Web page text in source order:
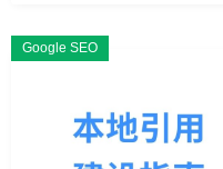
Google SEO